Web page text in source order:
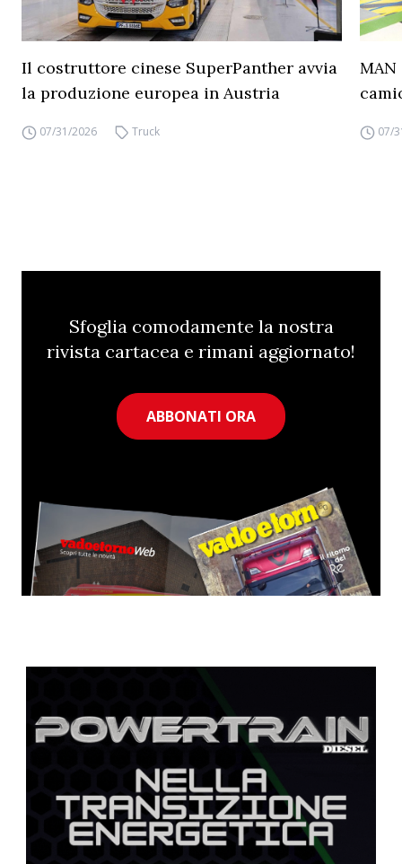
Il costruttore cinese SuperPanther avvia
la produzione europea in Austria
07/31/2026 Truck 07/
Sfoglia comodamente la nostra
rivista cartacea e rimani aggiornato!
ABBONATI ORA